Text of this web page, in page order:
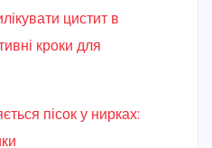
цистит в
кроки для
пісок у нирках: